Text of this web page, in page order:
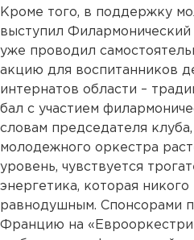
Кроме того, в поддержку
выступил
уже проводил
акцию для воспитанников
интернатов области –
бал с участием
словам председателя
молодежного оркестра
уровень, чувствуется
энергетика, которая
равнодушным. Спонсорами
Францию на